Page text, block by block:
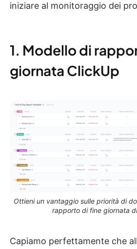
iniziare al monitoraggio dei
1. Modello di
giornata ClickUp
Ottieni un vantaggio sulle priorità di
rapporto di fine giornata
Capiamo perfettamente che